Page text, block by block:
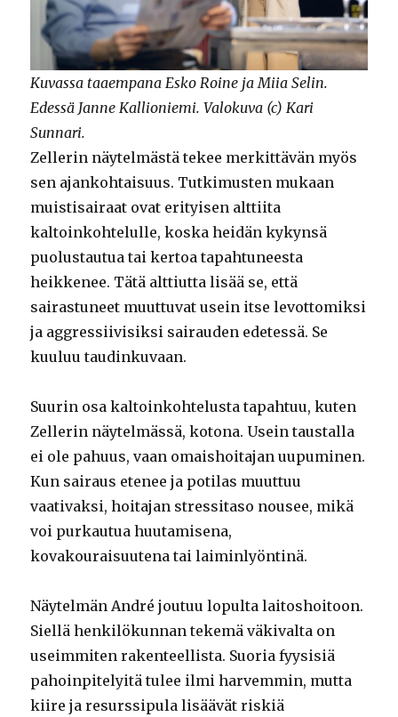
Kuvassa taaempana Esko Roine ja Miia Selin.
Edessä Janne Kallioniemi. Valokuva (c) Kari
Sunnari.
Zellerin näytelmästä tekee merkittävän myös
sen ajankohtaisuus. Tutkimusten mukaan
muistisairaat ovat erityisen alttiita
kaltoinkohtelulle, koska heidän kykynsä
puolustautua tai kertoa tapahtuneesta
heikkenee. Tätä alttiutta lisää se, että
sairastuneet muuttuvat usein itse levottomiksi
ja aggressiivisiksi sairauden edetessä. Se
kuuluu taudinkuvaan.
Suurin osa kaltoinkohtelusta tapahtuu, kuten
Zellerin näytelmässä, kotona. Usein taustalla
ei ole pahuus, vaan omaishoitajan uupuminen.
Kun sairaus etenee ja potilas muuttuu
vaativaksi, hoitajan stressitaso nousee, mikä
voi purkautua huutamisena,
kovakouraisuutena tai laiminlyöntinä.
Näytelmän André joutuu lopulta laitoshoitoon.
Siellä henkilökunnan tekemä väkivalta on
useimmiten rakenteellista. Suoria fyysisiä
pahoinpitelyitä tulee ilmi harvemmin, mutta
kiire ja resurssipula lisäävät riskiä